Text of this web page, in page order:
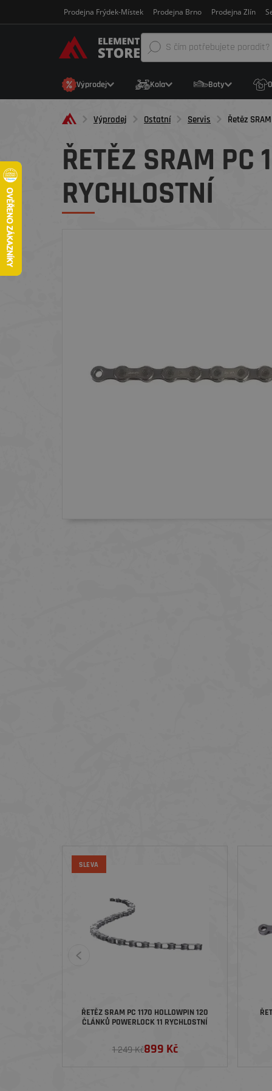
Prodejna Frýdek-Místek Prodejna Brno Prodejna Zlín
Výprodej Kola Boty
Výprodej Ostatní Servis Řetěz
ŘETĚZ SRAM PC
RYCHLOSTNÍ
SLEVA
ŘETĚZ SRAM PC 1170 HOLLOWPIN 120
ČLÁNKŮ POWERLOCK 11 RYCHLOSTNÍ
1 249 Kč899 Kč